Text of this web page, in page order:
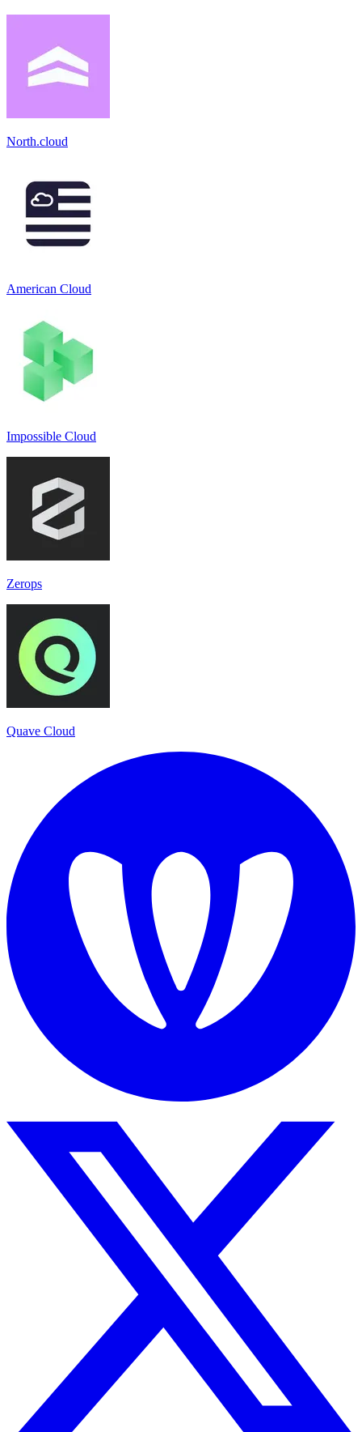
North.cloud
American Cloud
Impossible Cloud
Zerops
Quave Cloud